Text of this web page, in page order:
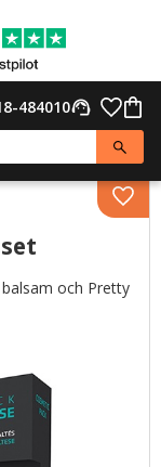
support_agent
484010
och Pretty